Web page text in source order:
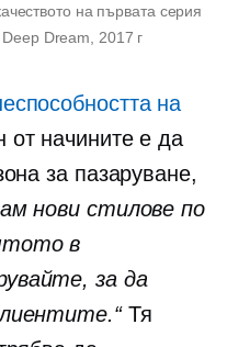
на първата серия
Dream, 2017 г
на
от начините е да
за пазаруване,
нови стилове по
в
за да
Тя